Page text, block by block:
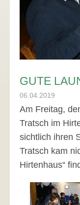
GUTE
06.04.2019
Am Freitag,
Tratsch im
sichtlich ihren
Tratsch kam
Hirtenhaus“